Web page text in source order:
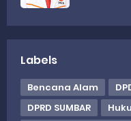
Labels
Bencana Alam
DPRD SUMBAR